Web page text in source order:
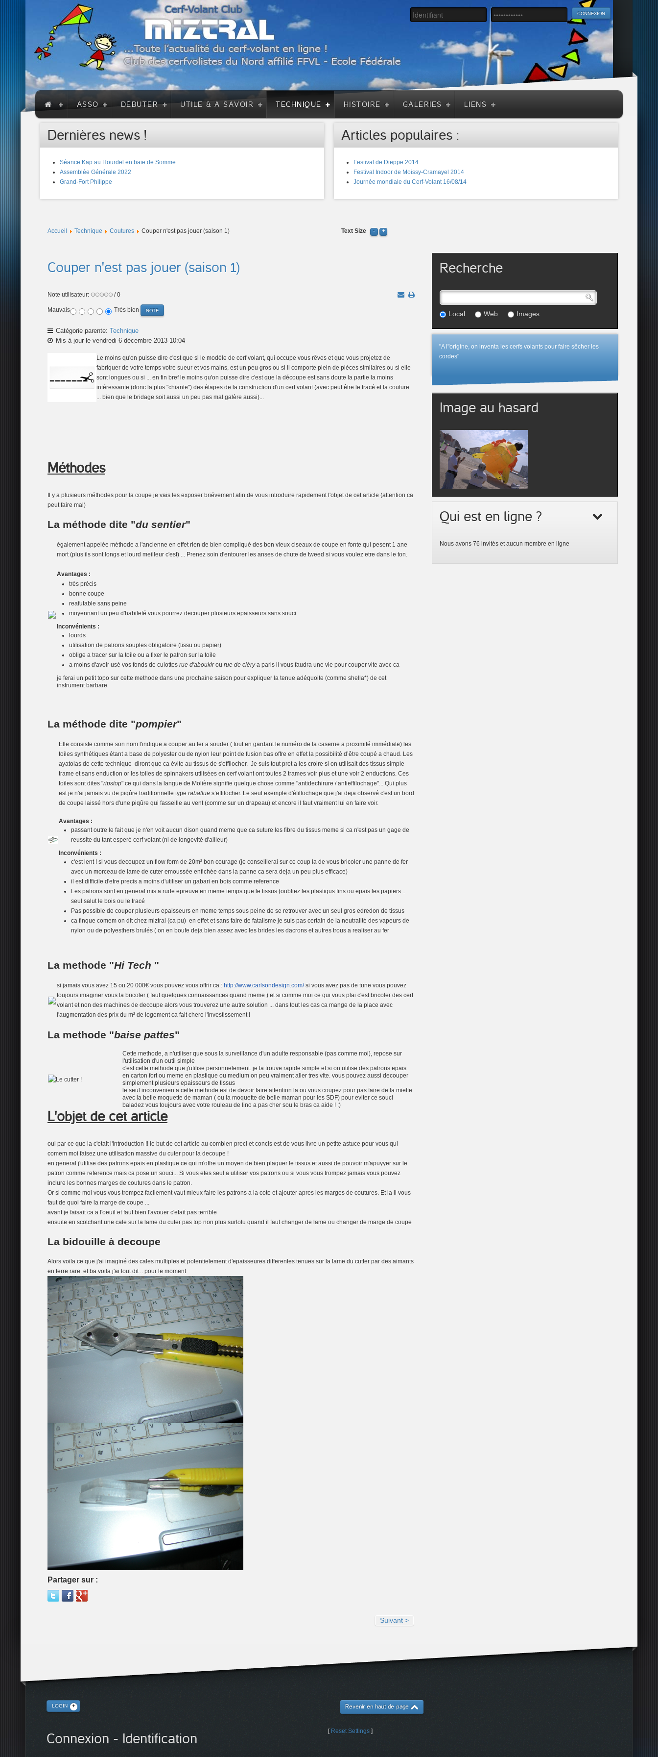
ASSO DÉBUTER UTILE & A SAVOIR TECHNIQUE HISTOIRE GALERIES LIENS
Dernières news !
Séance Kap au Hourdel en baie de Somme
Assemblée Générale 2022
Grand-Fort Philippe
Articles populaires :
Festival de Dieppe 2014
Festival Indoor de Moissy-Cramayel 2014
Journée mondiale du Cerf-Volant 16/08/14
Accueil Technique Coutures Couper n'est pas jouer (saison 1) Text Size
Couper n'est pas jouer (saison 1)
Note utilisateur: / 0
Mauvais Très bien
Catégorie parente: Technique
Mis à jour le vendredi 6 décembre 2013 10:04
Le moins qu'on puisse dire c'est que si le modèle de cerf volant, qui occupe vous rêves et que vous projetez de
fabriquer de votre temps votre sueur et vos mains, est un peu gros ou si il comporte plein de pièces similaires ou si elle
sont longues ou si ... en fin bref le moins qu'on puisse dire c'est que la découpe est sans doute la partie la moins
intéressante (donc la plus "chiante") des étapes de la construction d'un cerf volant (avec peut être le tracé et la couture
... bien que le bridage soit aussi un peu pas mal galère aussi)...
Méthodes
Il y a plusieurs méthodes pour la coupe je vais les exposer briévement afin de vous introduire rapidement l'objet de cet article (attention ca
peut faire mal)
La méthode dite "du sentier"
également appelée méthode a l'ancienne en effet rien de bien compliqué des bon vieux ciseaux de coupe en fonte qui pesent 1 ane
mort (plus ils sont longs et lourd meilleur c'est) ... Prenez soin d'entourer les anses de chute de tweed si vous voulez etre dans le ton.
Avantages :
très précis
bonne coupe
reafutable sans peine
moyennant un peu d'habileté vous pourrez decouper plusieurs epaisseurs sans souci
Inconvénients :
lourds
utilisation de patrons souples obligatoire (tissu ou papier)
oblige a tracer sur la toile ou a fixer le patron sur la toile
a moins d'avoir usé vos fonds de culottes rue d'aboukirou rue de clérya paris il vous faudra une vie pour couper vite avec ca
je ferai un petit topo sur cette methode dans une prochaine saison pour expliquer la tenue adéquoite (comme shella*) de cet
instrument barbare.
La méthode dite "pompier"
Elle consiste comme son nom l'indique a couper au fer a souder ( tout en gardant le numéro de la caserne a proximité immédiate) les
toiles synthétiques étant a base de polyester ou de nylon leur point de fusion bas offre en effet la possibilité d’être coupé a chaud. Les
ayatolas de cette technique diront que ca évite au tissus de s'effilocher. Je suis tout pret a les croire si on utilisait des tissus simple
trame et sans enduction or les toiles de spinnakers utilisées en cerf volant ont toutes 2 trames voir plus et une voir 2 enductions. Ces
toiles sont dites "ripstop" ce qui dans la langue de Molière signifie quelque chose comme "antidechirure / antieffilochage"... Qui plus
est je n'ai jamais vu de piqûre traditionnelle type rabattue s’effilocher. Le seul exemple d'éfillochage que j'ai deja observé c'est un bord
de coupe laissé hors d'une piqûre qui fasseille au vent (comme sur un drapeau) et encore il faut vraiment lui en faire voir.
Avantages :
passant outre le fait que je n'en voit aucun dison quand meme que ca suture les fibre du tissus meme si ca n'est pas un gage de
reussite du tant esperé cerf volant (ni de longevité d'ailleur)
Inconvénients :
c'est lent ! si vous decoupez un flow form de 20m² bon courage (je conseillerai sur ce coup la de vous bricoler une panne de fer
avec un morceau de lame de cuter emoussée enfichée dans la panne ca sera deja un peu plus efficace)
il est difficile d'etre precis a moins d'utiliser un gabari en bois comme reference
Les patrons sont en general mis a rude epreuve en meme temps que le tissus (oubliez les plastiqus fins ou epais les papiers ..
seul salut le bois ou le tracé
Pas possible de couper plusieurs epaisseurs en meme temps sous peine de se retrouver avec un seul gros edredon de tissus
ca finque comem on dit chez miztral (ca pu) en effet et sans faire de fatalisme je suis pas certain de la neutralité des vapeurs de
nylon ou de polyesthers brulés ( on en boufe deja bien assez avec les brides les dacrons et autres trous a realiser au fer
La methode "Hi Tech "
si jamais vous avez 15 ou 20 000€ vous pouvez vous offrir ca : http://www.carlsondesign.com/si vous avez pas de tune vous pouvez
toujours imaginer vous la bricoler ( faut quelques connaissances quand meme ) et si comme moi ce qui vous plai c'est bricoler des cerf
volant et non des machines de decoupe alors vous trouverez une autre solution ... dans tout les cas ca mange de la place avec
l'augmentation des prix du m² de logement ca fait chero l'investissement !
La methode "baise pattes"
Cette methode, a n'utiliser que sous la surveillance d'un adulte responsable (pas comme moi), repose sur
l'utilisation d'un outil simple
c'est cette methode que j'utilise personnelement. je la trouve rapide simple et si on utilise des patrons epais
en carton fort ou meme en plastique ou medium on peu vraiment aller tres vite. vous pouvez aussi decouper
simplement plusieurs epaisseurs de tissus
le seul inconvenien a cette methode est de devoir faire attention la ou vous coupez pour pas faire de la miette
avec la belle moquette de maman ( ou la moquette de belle maman pour les SDF) pour eviter ce souci
baladez vous toujours avec votre rouleau de lino a pas cher sou le bras ca aide ! :)
L'objet de cet article
oui par ce que la c'etait l'introduction !! le but de cet article au combien preci et concis est de vous livre un petite astuce pour vous qui
comem moi faisez une utilisation massive du cuter pour la decoupe !
en general j'utilise des patrons epais en plastique ce qui m'offre un moyen de bien plaquer le tissus et aussi de pouvoir m'apuyyer sur le
patron comme reference mais ca pose un souci... Si vous etes seul a utiliser vos patrons ou si vous vous trompez jamais vous pouvez
inclure les bonnes marges de coutures dans le patron.
Or si comme moi vous vous trompez facilement vaut mieux faire les patrons a la cote et ajouter apres les marges de coutures. Et la il vous
faut de quoi faire la marge de coupe ...
avant je faisait ca a l'oeuil et faut bien l'avouer c'etait pas terrible
ensuite en scotchant une cale sur la lame du cuter pas top non plus surtotu quand il faut changer de lame ou changer de marge de coupe
La bidouille à decoupe
Alors voila ce que j'ai imaginé des cales multiples et potentielement d'epaisseures differentes tenues sur la lame du cutter par des aimants
en terre rare. et ba voila j'ai tout dit .. pour le moment
Partager sur :
Suivant >
Recherche
Local Web Images
"A l"origine, on inventa les cerfs volants pour faire sêcher les
cordes"
Image au hasard
Qui est en ligne ?
Nous avons 76 invités et aucun membre en ligne
LOGIN
Connexion - Identification
Revenir en haut de page
[ Reset Settings ]